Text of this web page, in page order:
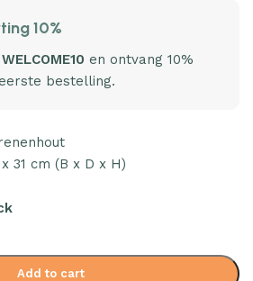
10%
WELCOME10 en ontvang 10%
bestelling.
31 cm (B x D x H)
Add to cart